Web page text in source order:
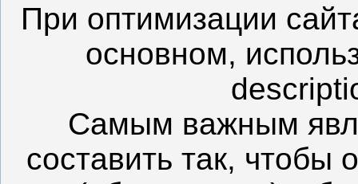
При оптимизации
основном,
Самым важным
составить так,